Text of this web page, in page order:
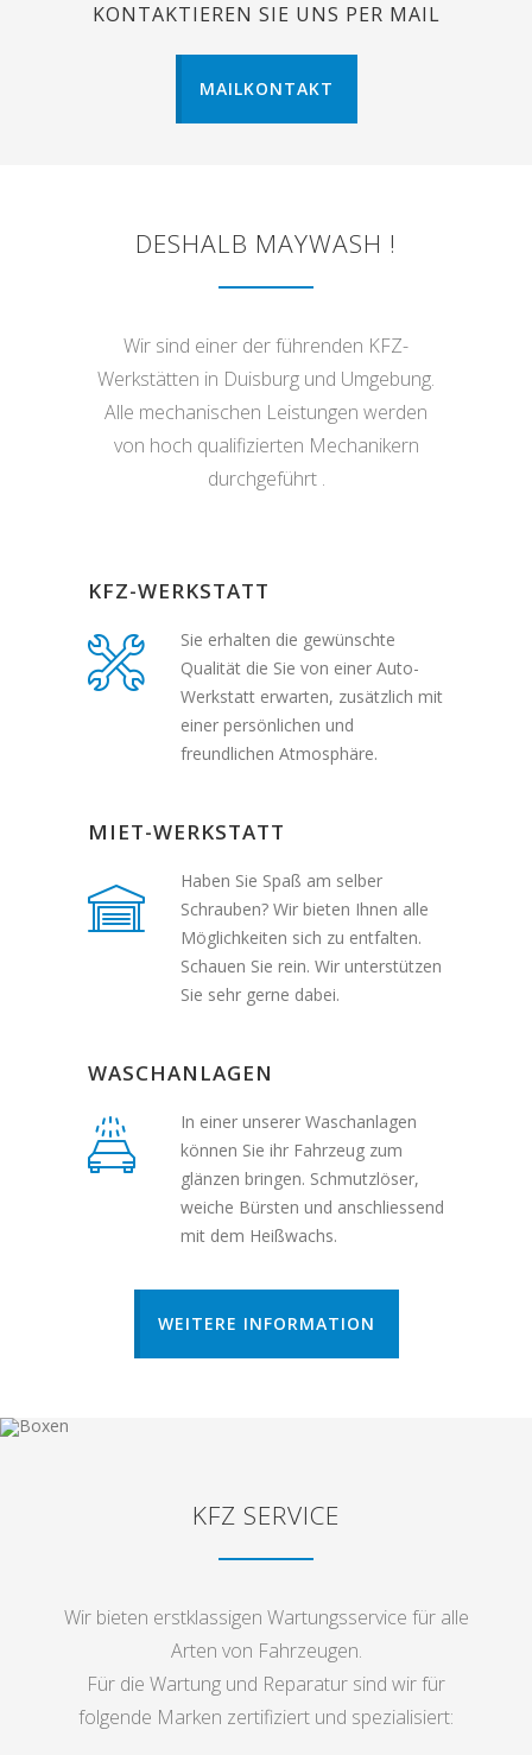
KONTAKTIEREN SIE UNS PER MAIL
MAILKONTAKT
DESHALB MAYWASH !
Wir sind einer der führenden KFZ-
Werkstätten in Duisburg und Umgebung.
Alle mechanischen Leistungen werden
von hoch qualifizierten Mechanikern
durchgeführt .
KFZ-WERKSTATT
Sie erhalten die gewünschte
Qualität die Sie von einer Auto-
Werkstatt erwarten, zusätzlich mit
einer persönlichen und
freundlichen Atmosphäre.
MIET-WERKSTATT
Haben Sie Spaß am selber
Schrauben? Wir bieten Ihnen alle
Möglichkeiten sich zu entfalten.
Schauen Sie rein. Wir unterstützen
Sie sehr gerne dabei.
WASCHANLAGEN
In einer unserer Waschanlagen
können Sie ihr Fahrzeug zum
glänzen bringen. Schmutzlöser,
weiche Bürsten und anschliessend
mit dem Heißwachs.
WEITERE INFORMATION
KFZ SERVICE
Wir bieten erstklassigen Wartungsservice für alle
Arten von Fahrzeugen.
Für die Wartung und Reparatur sind wir für
folgende Marken zertifiziert und spezialisiert: